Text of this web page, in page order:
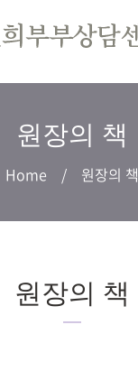
원장의 책
Home 원장의 책
원장의 책